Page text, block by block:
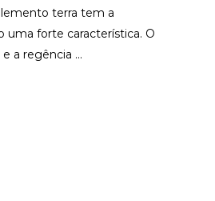
terra tem a
uma forte característica. O
a regência